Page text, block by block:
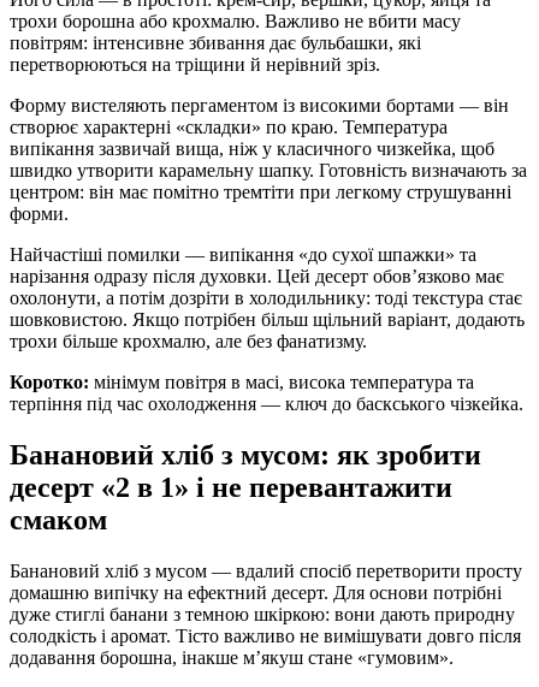
трохи борошна або крохмалю. Важливо не вбити масу
повітрям: інтенсивне збивання дає бульбашки, які
перетворюються на тріщини й нерівний зріз.
Форму вистеляють пергаментом із високими бортами — він
створює характерні «складки» по краю. Температура
випікання зазвичай вища, ніж у класичного чизкейка, щоб
швидко утворити карамельну шапку. Готовність визначають за
центром: він має помітно тремтіти при легкому струшуванні
форми.
Найчастіші помилки — випікання «до сухої шпажки» та
нарізання одразу після духовки. Цей десерт обов’язково має
охолонути, а потім дозріти в холодильнику: тоді текстура стає
шовковистою. Якщо потрібен більш щільний варіант, додають
трохи більше крохмалю, але без фанатизму.
Коротко: мінімум повітря в масі, висока температура та
терпіння під час охолодження — ключ до баскського чізкейка.
Банановий хліб з мусом: як зробити
десерт «2 в 1» і не перевантажити
смаком
Банановий хліб з мусом — вдалий спосіб перетворити просту
домашню випічку на ефектний десерт. Для основи потрібні
дуже стиглі банани з темною шкіркою: вони дають природну
солодкість і аромат. Тісто важливо не вимішувати довго після
додавання борошна, інакше м’якуш стане «гумовим».